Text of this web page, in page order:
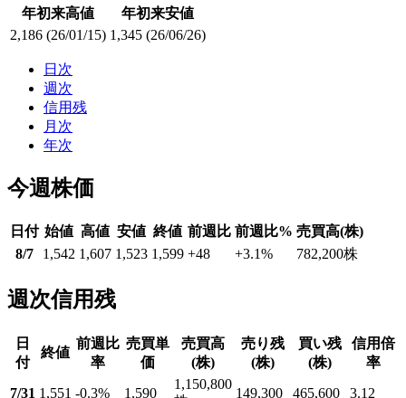
年初来高値
年初来安値
2,186 (26/01/15) 1,345 (26/06/26)
日次
週次
信用残
月次
年次
今週株価
日付 始値 高値 安値 終値 前週比 前週比% 売買高(株)
8/7
1,542 1,607 1,523 1,599 +48 +3.1% 782,200株
週次信用残
日
付
終値
前週比
率
売買単
価
売買高
(株)
売り残
(株)
買い残
(株)
信用倍
率
7/31 1,551 -0.3% 1,590
1,150,800
149,300 465,600 3.12